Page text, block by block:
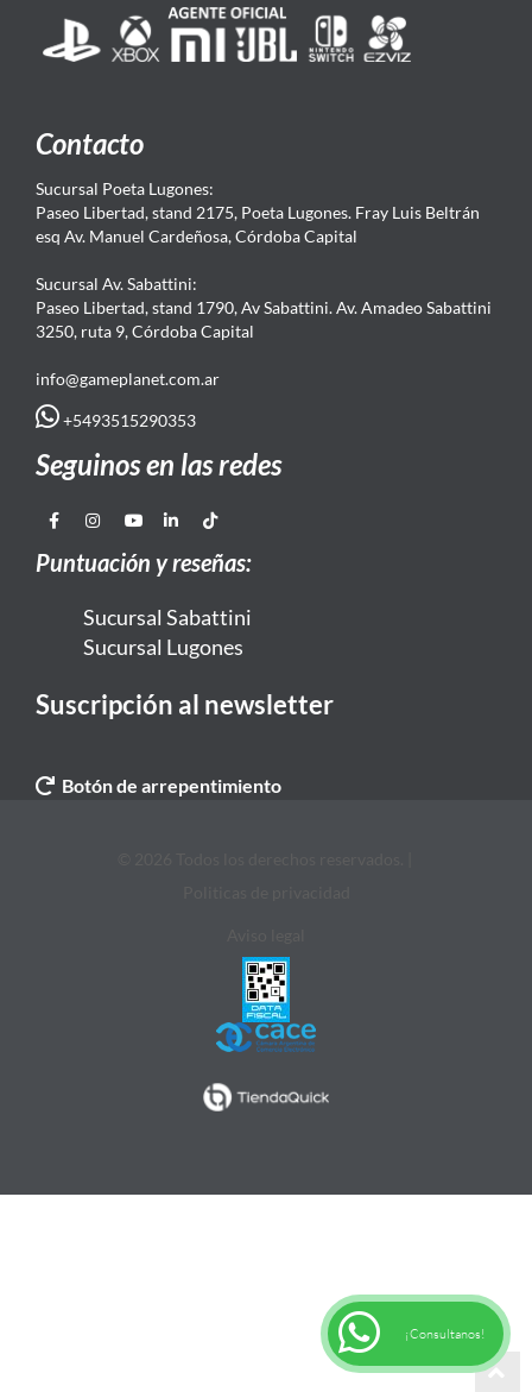
Contacto
Sucursal Poeta Lugones:
Paseo Libertad, stand 2175, Poeta Lugones. Fray Luis Beltrán
esq Av. Manuel Cardeñosa, Córdoba Capital
Sucursal Av. Sabattini:
Paseo Libertad, stand 1790, Av Sabattini. Av. Amadeo Sabattini
3250, ruta 9, Córdoba Capital
info@gameplanet.com.ar
+5493515290353
Seguinos en las redes
Puntuación y reseñas:
Sucursal Sabattini
Sucursal Lugones
Suscripción al newsletter
Botón de arrepentimiento
¡Consultanos!